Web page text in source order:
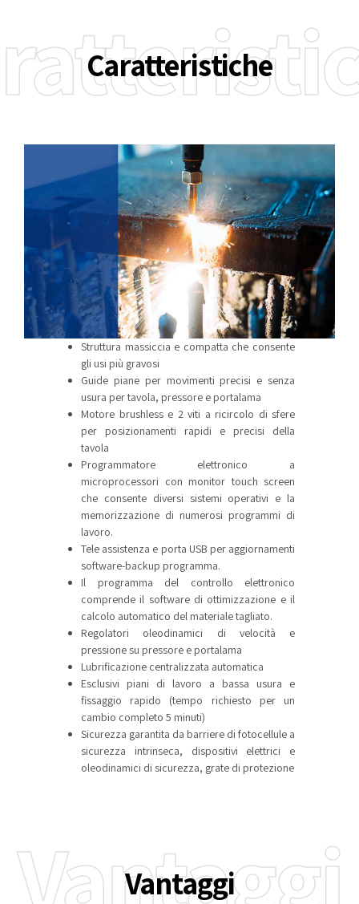
Caratteristiche
Struttura massiccia e compatta che consente
gli usi più gravosi
Guide piane per movimenti precisi e senza
usura per tavola, pressore e portalama
Motore brushless e 2 viti a ricircolo di sfere
per posizionamenti rapidi e precisi della
tavola
Programmatore elettronico a
microprocessori con monitor touch screen
che consente diversi sistemi operativi e la
memorizzazione di numerosi programmi di
lavoro.
Tele assistenza e porta USB per aggiornamenti
software-backup programma.
Il programma del controllo elettronico
comprende il software di ottimizzazione e il
calcolo automatico del materiale tagliato.
Regolatori oleodinamici di velocità e
pressione su pressore e portalama
Lubrificazione centralizzata automatica
Esclusivi piani di lavoro a bassa usura e
fissaggio rapido (tempo richiesto per un
cambio completo 5 minuti)
Sicurezza garantita da barriere di fotocellule a
sicurezza intrinseca, dispositivi elettrici e
oleodinamici di sicurezza, grate di protezione
Vantaggi
Vantaggi